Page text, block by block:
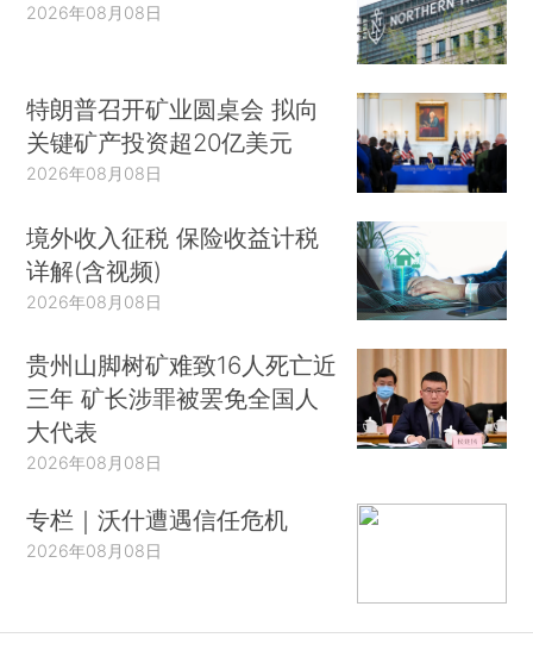
2026年08月08日
特朗普召开矿业圆桌会 拟向
关键矿产投资超20亿美元
2026年08月08日
境外收入征税 保险收益计税
详解(含视频)
2026年08月08日
贵州山脚树矿难致16人死亡近
三年 矿长涉罪被罢免全国人
大代表
2026年08月08日
专栏｜沃什遭遇信任危机
2026年08月08日